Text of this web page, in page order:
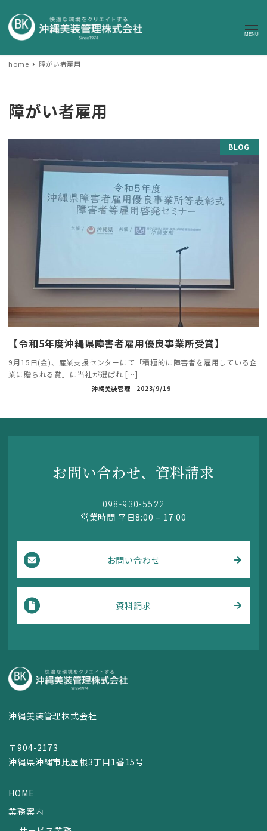
MENU
home 障がい者雇用
障がい者雇用
BLOG
【令和5年度沖縄県障害者雇用優良事業所受賞】
9月15日(金)、産業支援センターにて「積極的に障害者を雇用している企
業に贈られる賞」に当社が選ばれ […]
沖縄美装管理 2023/9/19
お問い合わせ、資料請求
098-930-5522
営業時間 平日8:00 – 17:00
お問い合わせ
資料請求
沖縄美装管理株式会社
〒904-2173
沖縄県沖縄市比屋根3丁目1番15号
HOME
業務案内